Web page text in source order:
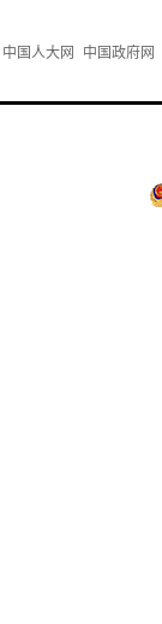
中国人大网 中国政府网